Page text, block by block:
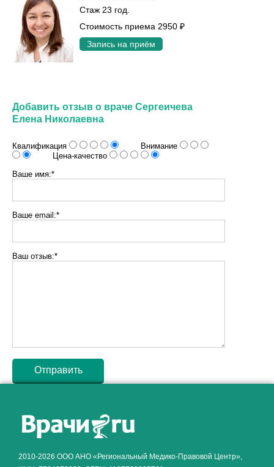
Стаж 23 год.
Стоимость приема 2950 ₽
Запись на приём
Добавить отзыв о враче Сергеичева
Елена Николаевна
Квалификация
Внимание
Цена-качество
Ваше имя:*
Ваше email:*
Ваш отзыв:*
2010-2026 ООО АНО «Региональный Медико-Правовой Центр»,